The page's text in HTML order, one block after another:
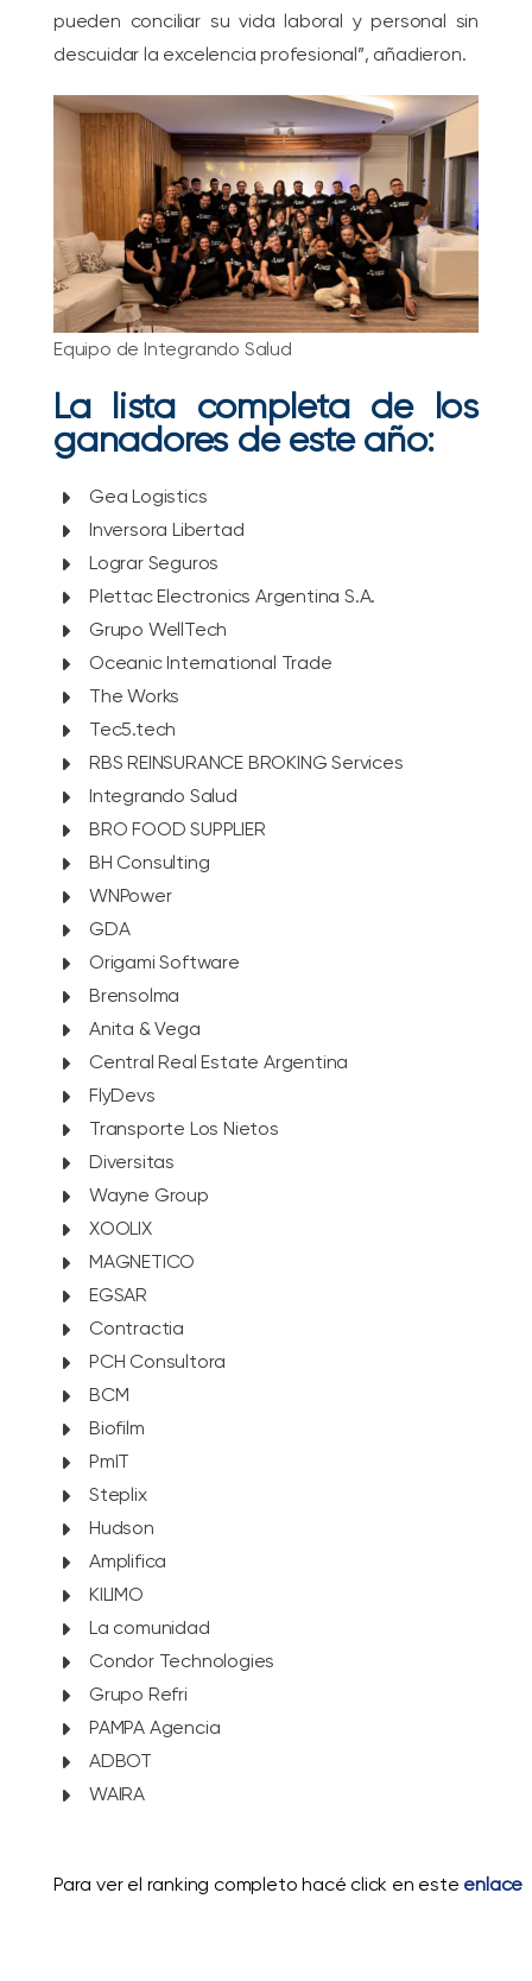
pueden conciliar su vida laboral y personal sin
descuidar la excelencia profesional”, añadieron.
Equipo de Integrando Salud
La lista completa de los
ganadores de este año:
Gea Logistics
Inversora Libertad
Lograr Seguros
Plettac Electronics Argentina S.A.
Grupo WellTech
Oceanic International Trade
The Works
Tec5.tech
RBS REINSURANCE BROKING Services
Integrando Salud
BRO FOOD SUPPLIER
BH Consulting
WNPower
GDA
Origami Software
Brensolma
Anita & Vega
Central Real Estate Argentina
FlyDevs
Transporte Los Nietos
Diversitas
Wayne Group
XOOLIX
MAGNETICO
EGSAR
Contractia
PCH Consultora
BCM
Biofilm
PmIT
Steplix
Hudson
Amplifica
KILIMO
La comunidad
Condor Technologies
Grupo Refri
PAMPA Agencia
ADBOT
WAIRA
Para ver el ranking completo hacé click en este enlace